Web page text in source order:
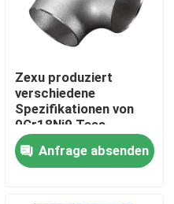
Zexu produziert
verschiedene
Spezifikationen von
0Cr18Ni9 Tees
Anfrage absenden